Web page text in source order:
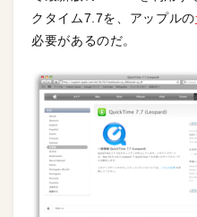
クタイム7.7を、アップルの
必要があるのだ。